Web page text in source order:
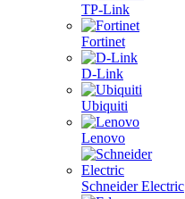
TP-Link
Fortinet
D-Link
Ubiquiti
Lenovo
Schneider Electric